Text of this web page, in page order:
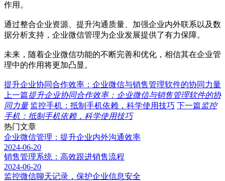
作用。
通过整合企业资源、提升沟通质量、加强企业内外联系以及数
据分析支持，企业微信管理为企业发展提供了有力保障。
未来，随着企业微信功能的不断完善和优化，相信其在企业管
理中的作用将更加凸显。
提升企业协同合作效率：企业微信与销售管理软件的协同力量
上一篇提升企业协同合作效率：企业微信与销售管理软件的协
同力量 监控手机：抵制手机依赖，科学使用技巧 下一篇监控
手机：抵制手机依赖，科学使用技巧
热门文章
企业微信管理：提升企业内外沟通效率
2024-06-20
销售管理系统：高效跟进销售流程
2024-06-20
监控微信聊天记录，保护企业信息安全